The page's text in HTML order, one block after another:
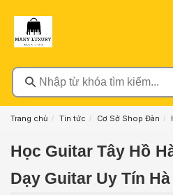
Nhập từ khóa tìm kiếm...
Trang chủ Tin tức Cơ Sở Shop Đàn
Học Guitar Tây Hồ
Dạy Guitar Uy Tín